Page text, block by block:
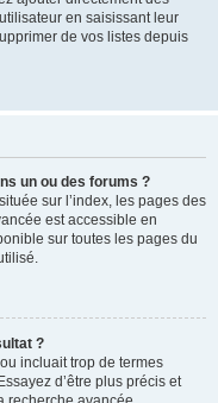
en saisissant leur
de vos listes depuis
un ou des forums ?
sur l’index, les pages des
est accessible en
sur toutes les pages du
?
incluait trop de termes
d’être plus précis et